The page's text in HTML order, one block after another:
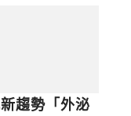
趨勢「外泌